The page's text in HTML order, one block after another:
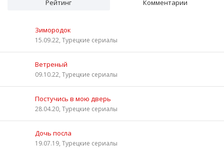
Рейтинг Комментарии
Зимородок
15.09.22, Турецкие сериалы
Ветреный
09.10.22, Турецкие сериалы
Постучись в мою дверь
28.04.20, Турецкие сериалы
Дочь посла
19.07.19, Турецкие сериалы